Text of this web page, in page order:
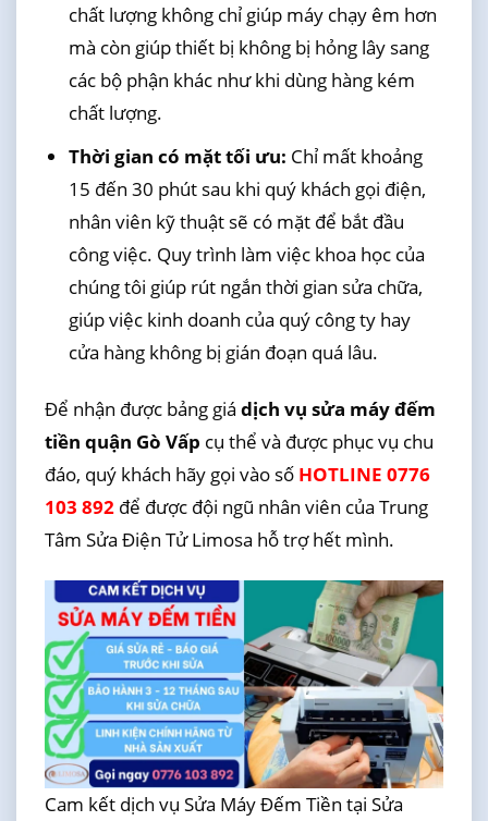
chất lượng không chỉ giúp máy chạy êm hơn
mà còn giúp thiết bị không bị hỏng lây sang
các bộ phận khác như khi dùng hàng kém
chất lượng.
Thời gian có mặt tối ưu: Chỉ mất khoảng
15 đến 30 phút sau khi quý khách gọi điện,
nhân viên kỹ thuật sẽ có mặt để bắt đầu
công việc. Quy trình làm việc khoa học của
chúng tôi giúp rút ngắn thời gian sửa chữa,
giúp việc kinh doanh của quý công ty hay
cửa hàng không bị gián đoạn quá lâu.
Để nhận được bảng giá dịch vụ sửa máy đếm
tiền quận Gò Vấp cụ thể và được phục vụ chu
đáo, quý khách hãy gọi vào số HOTLINE 0776
103 892để được đội ngũ nhân viên của Trung
Tâm Sửa Điện Tử Limosa hỗ trợ hết mình.
Cam kết dịch vụ Sửa Máy Đếm Tiền tại Sửa